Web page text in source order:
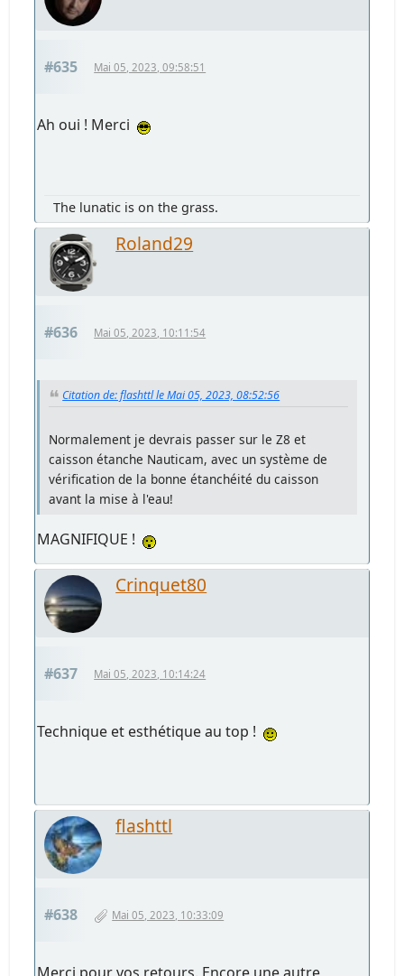
#635 Mai 05, 2023, 09:58:51
Ah oui ! Merci
The lunatic is on the grass.
Roland29
#636 Mai 05, 2023, 10:11:54
Citation de: flashttl le Mai 05, 2023, 08:52:56
Normalement je devrais passer sur le Z8 et
caisson étanche Nauticam, avec un système de
vérification de la bonne étanchéité du caisson
avant la mise à l'eau!
MAGNIFIQUE !
Crinquet80
#637 Mai 05, 2023, 10:14:24
Technique et esthétique au top !
flashttl
#638 Mai 05, 2023, 10:33:09